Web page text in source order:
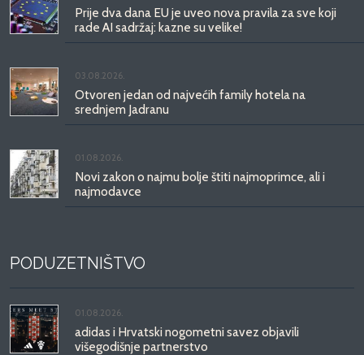
Prije dva dana EU je uveo nova pravila za sve koji
rade AI sadržaj: kazne su velike!
03.08.2026.
Otvoren jedan od najvećih family hotela na
srednjem Jadranu
01.08.2026.
Novi zakon o najmu bolje štiti najmoprimce, ali i
najmodavce
PODUZETNIŠTVO
01.08.2026.
adidas i Hrvatski nogometni savez objavili
višegodišnje partnerstvo